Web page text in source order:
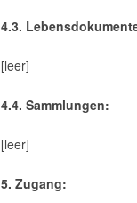
4.3.
[leer]
4.4. Sammlungen:
[leer]
5. Zugang: